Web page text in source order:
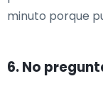
minuto porque
6. No